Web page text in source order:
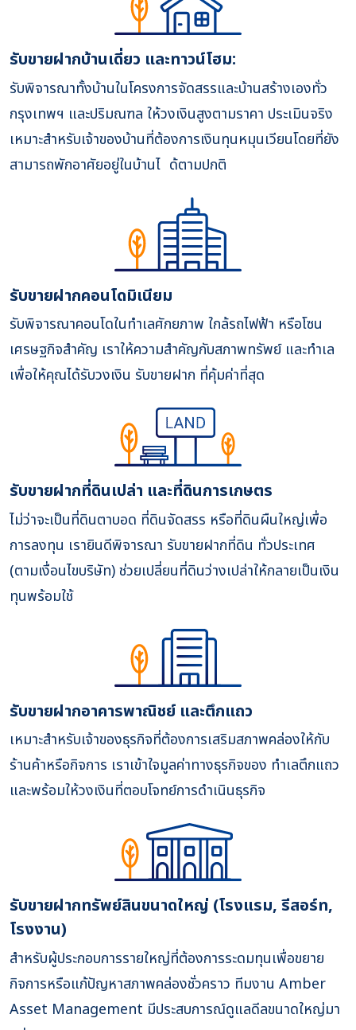
รับขายฝากบ้านเดี่ยว และทาวน์โฮม:
รับพิจารณาทั้งบ้านในโครงการจัดสรรและบ้านสร้างเองทั่ว
กรุงเทพฯ และปริมณฑล ให้วงเงินสูงตามราคา ประเมินจริง
เหมาะสำหรับเจ้าของบ้านที่ต้องการเงินทุนหมุนเวียนโดยที่ยัง
สามารถพักอาศัยอยู่ในบ้านไ ด้ตามปกติ
รับขายฝากคอนโดมิเนียม
รับพิจารณาคอนโดในทำเลศักยภาพ ใกล้รถไฟฟ้า หรือโซน
เศรษฐกิจสำคัญ เราให้ความสำคัญกับสภาพทรัพย์ และทำเล
เพื่อให้คุณได้รับวงเงิน รับขายฝาก ที่คุ้มค่าที่สุด
รับขายฝากที่ดินเปล่า และที่ดินการเกษตร
ไม่ว่าจะเป็นที่ดินตาบอด ที่ดินจัดสรร หรือที่ดินผืนใหญ่เพื่อ
การลงทุน เรายินดีพิจารณา รับขายฝากที่ดิน ทั่วประเทศ
(ตามเงื่อนไขบริษัท) ช่วยเปลี่ยนที่ดินว่างเปล่าให้กลายเป็นเงิน
ทุนพร้อมใช้
รับขายฝากอาคารพาณิชย์ และตึกแถว
เหมาะสำหรับเจ้าของธุรกิจที่ต้องการเสริมสภาพคล่องให้กับ
ร้านค้าหรือกิจการ เราเข้าใจมูลค่าทางธุรกิจของ ทำเลตึกแถว
และพร้อมให้วงเงินที่ตอบโจทย์การดำเนินธุรกิจ
รับขายฝากทรัพย์สินขนาดใหญ่ (โรงแรม, รีสอร์ท,
โรงงาน)
สำหรับผู้ประกอบการรายใหญ่ที่ต้องการระดมทุนเพื่อขยาย
กิจการหรือแก้ปัญหาสภาพคล่องชั่วคราว ทีมงาน Amber
Asset Management มีประสบการณ์ดูแลดีลขนาดใหญ่มา